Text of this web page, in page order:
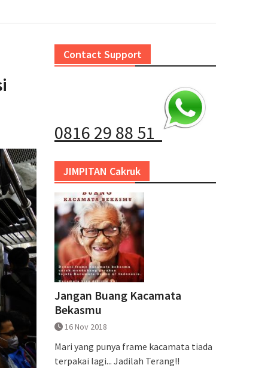
Contact Support
0816 29 88 51
JIMPITAN Cakruk
Jangan Buang Kacamata
Bekasmu
16 Nov 2018
Mari yang punya frame kacamata tiada
terpakai lagi... Jadilah Terang!!